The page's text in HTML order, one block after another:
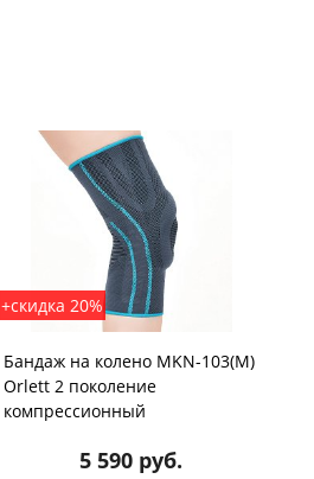
+скидка 20%
Бандаж на колено MKN-103(M)
Orlett 2 поколение
компрессионный
5 590 руб.